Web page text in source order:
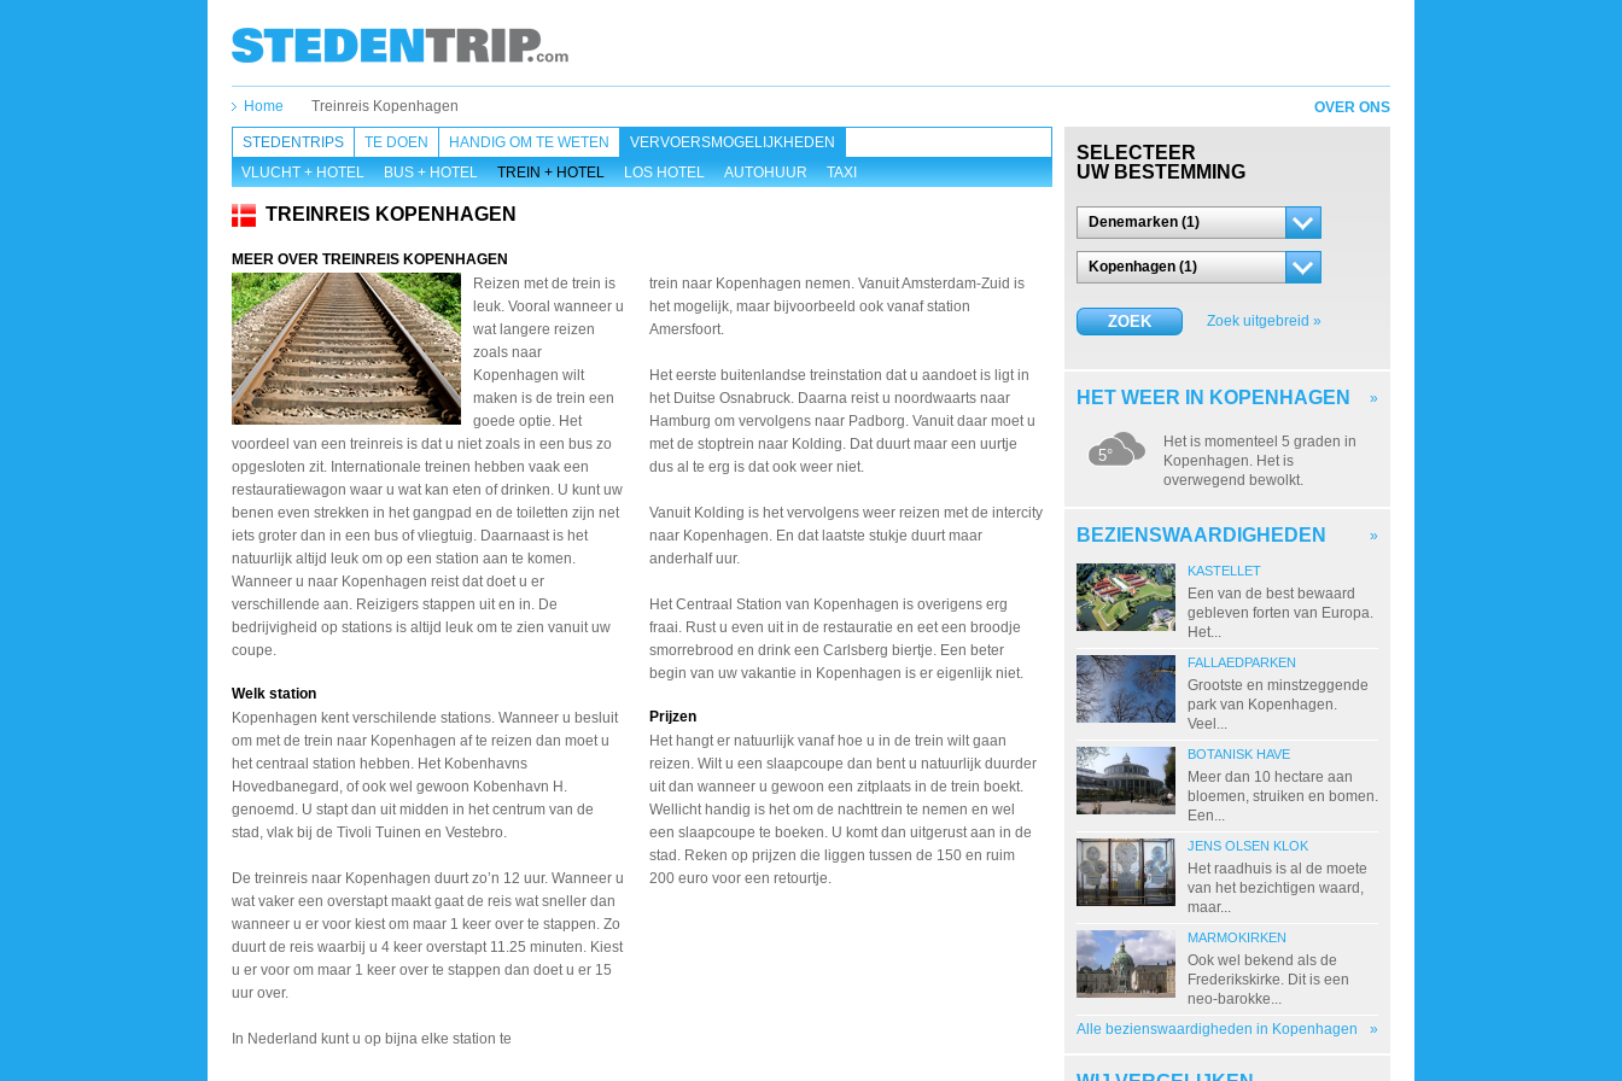
Home Treinreis Kopenhagen
STEDENTRIPS TE DOEN HANDIG OM TE WETEN
VERVOERSMOGELIJKHEDEN
VLUCHT + HOTEL
BUS + HOTEL TREIN + HOTEL LOS HOTEL AUTOHUUR TAXI
TREINREIS KOPENHAGEN
MEER OVER TREINREIS KOPENHAGEN
Reizen met de trein is
leuk. Vooral wanneer u
wat langere reizen
zoals naar
Kopenhagen wilt
maken is de trein een
goede optie. Het
voordeel van een treinreis is dat u niet zoals in een bus zo
opgesloten zit. Internationale treinen hebben vaak een
restauratiewagon waar u wat kan eten of drinken. U kunt uw
benen even strekken in het gangpad en de toiletten zijn net
iets groter dan in een bus of vliegtuig. Daarnaast is het
natuurlijk altijd leuk om op een station aan te komen.
Wanneer u naar Kopenhagen reist dat doet u er
verschillende aan. Reizigers stappen uit en in. De
bedrijvigheid op stations is altijd leuk om te zien vanuit uw
coupe.
Welk station
Kopenhagen kent verschilende stations. Wanneer u besluit
om met de trein naar Kopenhagen af te reizen dan moet u
het centraal station hebben. Het Kobenhavns
Hovedbanegard, of ook wel gewoon Kobenhavn H.
genoemd. U stapt dan uit midden in het centrum van de
stad, vlak bij de Tivoli Tuinen en Vestebro.
De treinreis naar Kopenhagen duurt zo’n 12 uur. Wanneer u
wat vaker een overstapt maakt gaat de reis wat sneller dan
wanneer u er voor kiest om maar 1 keer over te stappen. Zo
duurt de reis waarbij u 4 keer overstapt 11.25 minuten. Kiest
u er voor om maar 1 keer over te stappen dan doet u er 15
uur over.
In Nederland kunt u op bijna elke station te
trein naar Kopenhagen nemen. Vanuit Amsterdam-Zuid is
het mogelijk, maar bijvoorbeeld ook vanaf station
Amersfoort.
Het eerste buitenlandse treinstation dat u aandoet is ligt in
het Duitse Osnabruck. Daarna reist u noordwaarts naar
Hamburg om vervolgens naar Padborg. Vanuit daar moet u
met de stoptrein naar Kolding. Dat duurt maar een uurtje
dus al te erg is dat ook weer niet.
Vanuit Kolding is het vervolgens weer reizen met de intercity
naar Kopenhagen. En dat laatste stukje duurt maar
anderhalf uur.
Het Centraal Station van Kopenhagen is overigens erg
fraai. Rust u even uit in de restauratie en eet een broodje
smorrebrood en drink een Carlsberg biertje. Een beter
begin van uw vakantie in Kopenhagen is er eigenlijk niet.
Prijzen
Het hangt er natuurlijk vanaf hoe u in de trein wilt gaan
reizen. Wilt u een slaapcoupe dan bent u natuurlijk duurder
uit dan wanneer u gewoon een zitplaats in de trein boekt.
Wellicht handig is het om de nachttrein te nemen en wel
een slaapcoupe te boeken. U komt dan uitgerust aan in de
stad. Reken op prijzen die liggen tussen de 150 en ruim
200 euro voor een retourtje.
OVER ONS
SELECTEER
UW BESTEMMING
Denemarken (1)
Kopenhagen (1)
ZOEK Zoek uitgebreid »
HET WEER IN KOPENHAGEN »
5°
Het is momenteel 5 graden in
Kopenhagen. Het is
overwegend bewolkt.
BEZIENSWAARDIGHEDEN »
KASTELLET
Een van de best bewaard
gebleven forten van Europa.
Het...
FALLAEDPARKEN
Grootste en minstzeggende
park van Kopenhagen.
Veel...
BOTANISK HAVE
Meer dan 10 hectare aan
bloemen, struiken en bomen.
Een...
JENS OLSEN KLOK
Het raadhuis is al de moete
van het bezichtigen waard,
maar...
MARMOKIRKEN
Ook wel bekend als de
Frederikskirke. Dit is een
neo-barokke...
Alle bezienswaardigheden in Kopenhagen
»